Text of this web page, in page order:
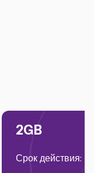
2GB
Срок действия: